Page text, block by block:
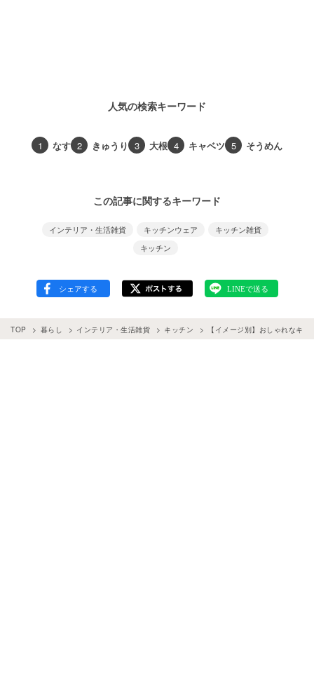
人気の検索キーワード
1 なす 2 きゅうり 3 大根 4 キャベツ 5 そうめん
この記事に関するキーワード
インテリア・生活雑貨 キッチンウェア
キッチン雑貨
キッチン
TOP 暮らし インテリア・生活雑貨 キッチン 【イメージ別】おしゃれなキ